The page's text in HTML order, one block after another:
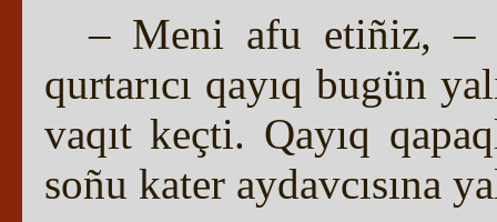
– Meni afu etiñiz, –
qurtarıcı qayıq bugün
vaqıt keçti. Qayıq
soñu kater aydavcısına